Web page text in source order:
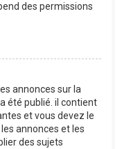
des permissions
annonces sur la
été publié. il contient
et vous devez le
annonces et les
des sujets